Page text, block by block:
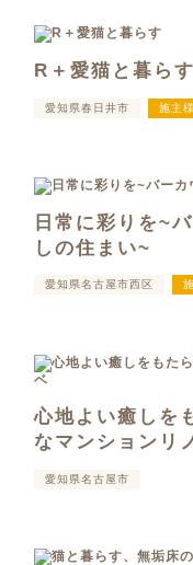
R＋愛猫と暮らす
愛知県春日井市 施主
日常に彩りを~
しの住まい~
愛知県名古屋市西区
心地よい癒しを
なマンションリ
愛知県名古屋市